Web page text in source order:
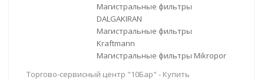
Магистральные фильтры
DALGAKIRAN
Магистральные фильтры
Kraftmann
Магистральные фильтры Mikropor
Торгово-сервисный центр "10Бар" - Купить